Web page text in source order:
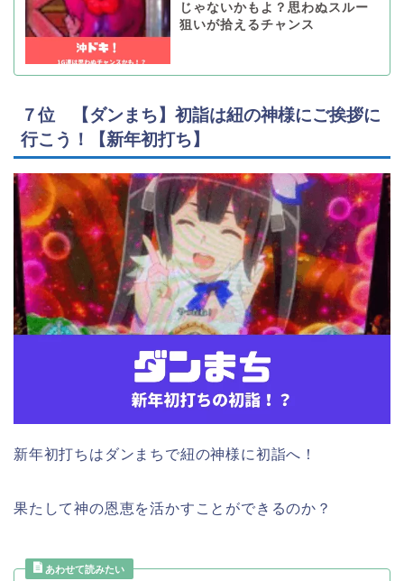
じゃないかもよ？思わぬスルー
狙いが拾えるチャンス
７位 【ダンまち】初詣は紐の神様にご挨拶に
行こう！【新年初打ち】
新年初打ちはダンまちで紐の神様に初詣へ！
果たして神の恩恵を活かすことができるのか？